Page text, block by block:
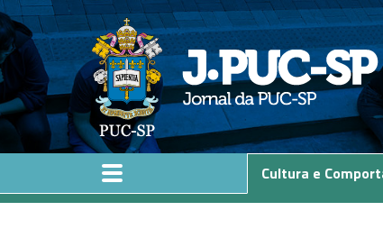
Pular para o conteúdo principal
Cultura e